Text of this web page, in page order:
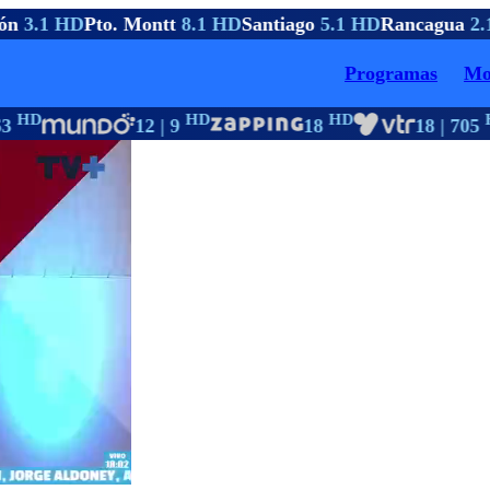
3.1 HDPto. Montt8.1 HDSantiago5.1 HDRancagua
Programas
HD 12 | 9HD 18HD 18 | 705